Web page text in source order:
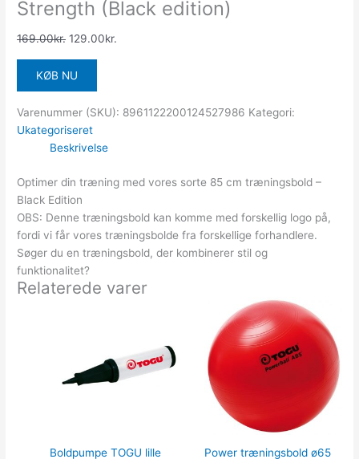
Strength (Black edition)
169.00kr. 129.00kr.
KØB NU
Varenummer (SKU): 8961122200124527986 Kategori:
Ukategoriseret
Beskrivelse
Optimer din træning med vores sorte 85 cm træningsbold –
Black Edition
OBS: Denne træningsbold kan komme med forskellig logo på,
fordi vi får vores træningsbolde fra forskellige forhandlere.
Søger du en træningsbold, der kombinerer stil og
funktionalitet?
Relaterede varer
Boldpumpe TOGU lille
Power træningsbold ø65